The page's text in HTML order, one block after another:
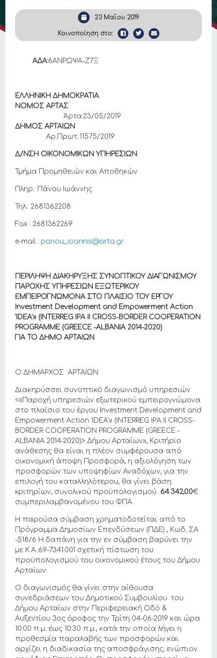
23 Μαΐου 2019
Κοινοποίηση στο:
ΑΔΑ:6ΑΝΡΩΨΑ-Ζ7Ξ
ΕΛΛΗΝΙΚΗ ΔΗΜΟΚΡΑΤΙΑ
ΝΟΜΟΣ ΑΡΤΑΣ
Άρτα:23/05/2019
ΔΗΜΟΣ ΑΡΤΑΙΩΝ
Αρ.Πρωτ.:11575/2019
Δ/ΝΣΗ ΟΙΚΟΝΟΜΙΚΩΝ ΥΠΗΡΕΣΙΩΝ
Τμήμα Προμηθειών και Αποθηκών
Πληρ.: Πάνου Ιωάννης
Τηλ.: 2681362208
Fax : 2681362269
e-mail : panou_ioannis@arta.gr
ΠΕΡΙΛΗΨΗ ΔΙΑΚΗΡΥΞΗΣ ΣΥΝΟΠΤΙΚΟΥ ΔΙΑΓΩΝΙΣΜΟΥ
ΠΑΡΟΧΗΣ ΥΠΗΡΕΣΙΩΝ ΕΞΩΤΕΡΙΚΟΥ
ΕΜΠΕΙΡΟΓΝΏΜΟΝΑ ΣΤΟ ΠΛΑΙΣΙΟ ΤΟΥ ΕΡΓΟΥ
Investment Development and Empowerment Action
’IDEA’» (INTERREG IPA II CROSS-BORDER COOPERATION
PROGRAMME (GREECE -ALBANIA 2014-2020)
ΓΙΑ ΤΟ ΔΗΜΟ ΑΡΤΑΙΩΝ
Ο ΔΗΜΑΡΧΟΣ ΑΡΤΑΙΩΝ
Διακηρύσσει συνοπτικό διαγωνισμό υπηρεσιών
<«Παροχή υπηρεσιών εξωτερικού εμπειρογνώμονα
στο πλαίσιο του έργου Investment Development and
Empowerment Action ’IDEA’» (INTERREG IPA II CROSS-
BORDER COOPERATION PROGRAMME (GREECE -
ALBANIA 2014-2020)> Δήμου Αρταίων», Κριτήριο
ανάθεσης θα είναι η πλέον συμφέρουσα από
οικονομική άποψη Προσφορά, η αξιολόγηση των
προσφορών των υποψηφίων Αναδόχων, για την
επιλογή του καταλληλότερου, θα γίνει βάση
κριτηρίων, συνολικού προϋπολογισμού 64.342,00€
συμπεριλαμβανομένου του ΦΠΑ.
Η παρούσα σύμβαση χρηματοδοτείται από το
Πρόγραμμα Δημοσίων Επενδύσεων (ΠΔΕ) , Κωδ. ΣΑ
-518/6 Η δαπάνη για την εν σύμβαση βαρύνει την
με Κ.Α.:69-7341.001 σχετική πίστωση του
προϋπολογισμού του οικονομικού έτους του Δήμου
Αρταίων.
Ο διαγωνισμός θα γίνει στην αίθουσα
συνεδριάσεων του Δημοτικού Συμβουλίου του
Δήμου Αρταίων στην Περιφερειακή Οδό &
Αυξεντίου 3ος όροφος την Τρίτη 04-06-2019 και ώρα
10:00 π.μ. έως 10:30 π.μ., κατά την οποία λήγει η
προθεσμία παραλαβής των προσφορών και
αρχίζει η διαδικασία της αποσφράγισης, ενώπιον